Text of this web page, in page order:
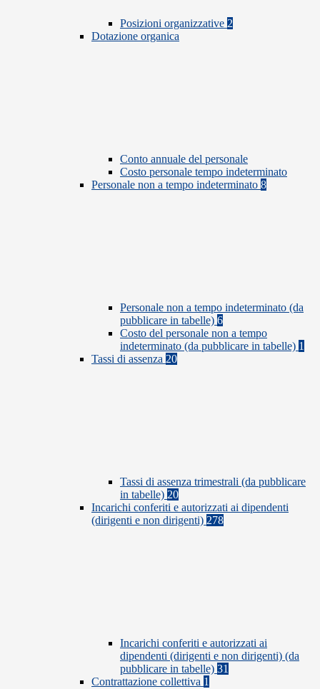
Posizioni organizzative 2
Dotazione organica
Conto annuale del personale
Costo personale tempo indeterminato
Personale non a tempo indeterminato 8
Personale non a tempo indeterminato (da
pubblicare in tabelle) 6
Costo del personale non a tempo
indeterminato (da pubblicare in tabelle) 1
Tassi di assenza 20
Tassi di assenza trimestrali (da pubblicare
in tabelle) 20
Incarichi conferiti e autorizzati ai dipendenti
(dirigenti e non dirigenti) 278
Incarichi conferiti e autorizzati ai
dipendenti (dirigenti e non dirigenti) (da
pubblicare in tabelle) 31
Contrattazione collettiva 1